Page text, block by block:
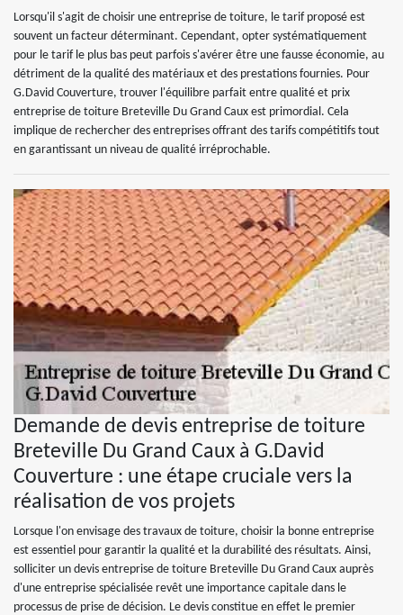
Lorsqu'il s'agit de choisir une entreprise de toiture, le tarif proposé est
souvent un facteur déterminant. Cependant, opter systématiquement
pour le tarif le plus bas peut parfois s'avérer être une fausse économie, au
détriment de la qualité des matériaux et des prestations fournies. Pour
G.David Couverture, trouver l'équilibre parfait entre qualité et prix
entreprise de toiture Breteville Du Grand Caux est primordial. Cela
implique de rechercher des entreprises offrant des tarifs compétitifs tout
en garantissant un niveau de qualité irréprochable.
Demande de devis entreprise de toiture
Breteville Du Grand Caux à G.David
Couverture : une étape cruciale vers la
réalisation de vos projets
Lorsque l'on envisage des travaux de toiture, choisir la bonne entreprise
est essentiel pour garantir la qualité et la durabilité des résultats. Ainsi,
solliciter un devis entreprise de toiture Breteville Du Grand Caux auprès
d'une entreprise spécialisée revêt une importance capitale dans le
processus de prise de décision. Le devis constitue en effet le premier